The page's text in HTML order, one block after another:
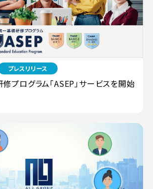
プレスリリース
プログラム「ASEP」サービスを開始